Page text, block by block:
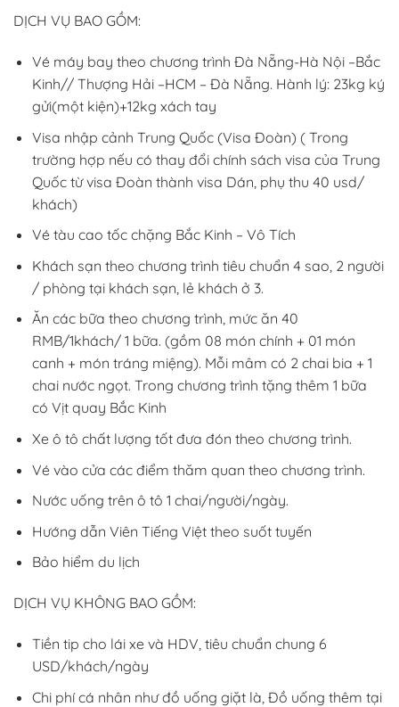
DỊCH VỤ BAO GỒM:
Vé máy bay theo chương trình Đà Nẵng-Hà Nội –Bắc
Kinh// Thượng Hải –HCM – Đà Nẵng. Hành lý: 23kg ký
gửi(một kiện)+12kg xách tay
Visa nhập cảnh Trung Quốc (Visa Đoàn) ( Trong
trường hợp nếu có thay đổi chính sách visa của Trung
Quốc từ visa Đoàn thành visa Dán, phụ thu 40 usd/
khách)
Vé tàu cao tốc chặng Bắc Kinh – Vô Tích
Khách sạn theo chương trình tiêu chuẩn 4 sao, 2 người
/ phòng tại khách sạn, lẻ khách ở 3.
Ăn các bữa theo chương trình, mức ăn 40
RMB/1khách/ 1 bữa. (gồm 08 món chính + 01 món
canh + món tráng miệng). Mỗi mâm có 2 chai bia + 1
chai nước ngọt. Trong chương trình tặng thêm 1 bữa
có Vịt quay Bắc Kinh
Xe ô tô chất lượng tốt đưa đón theo chương trình.
Vé vào cửa các điểm thăm quan theo chương trình.
Nước uống trên ô tô 1 chai/người/ngày.
Hướng dẫn Viên Tiếng Việt theo suốt tuyến
Bảo hiểm du lịch
DỊCH VỤ KHÔNG BAO GỒM:
Tiền tip cho lái xe và HDV, tiêu chuẩn chung 6
USD/khách/ngày
Chi phí cá nhân như đồ uống giặt là, Đồ uống thêm tại